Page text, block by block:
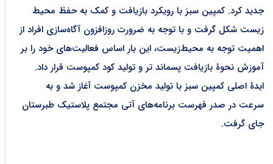
جدید کرد. کمپین سبز با رویکرد بازیافت و کمک به حفظ محیط
زیست شکل گرفت و با توجه به ضرورت روزافزون آگاه‌سازی افراد از
اهمیت توجه به محیط‌زیست، این بار اساس فعالیت‌های خود را بر
آموزش نحوۀ بازیافت پسماند تر و تولید کود کمپوست قرار داد.
ایدۀ اصلی کمپین سبز با تولید مخزن کمپوست آغاز شد و به
سرعت در صدر فهرست برنامه‌های آتی مجتمع پلاستیک طبرستان
جای گرفت.